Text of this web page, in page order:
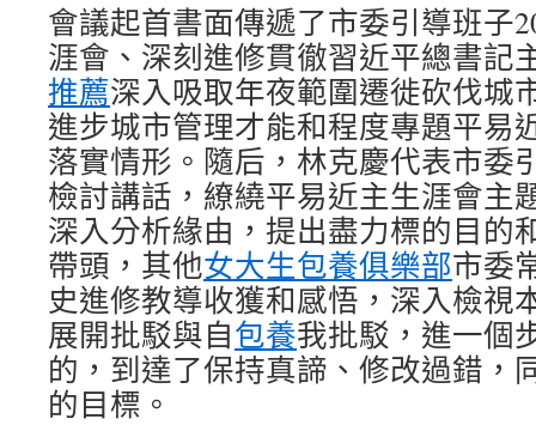
會議起首書面傳遞了市委引導班子
涯會、深刻進修貫徹習近平總書記
推薦深入吸取年夜範圍遷徙砍伐城
進步城市管理才能和程度專題平易
落實情形。隨后，林克慶代表市委
檢討講話，繚繞平易近主生涯會主
深入分析緣由，提出盡力標的目的
帶頭，其他女大生包養俱樂部市委
史進修教導收獲和感悟，深入檢視
展開批駁與自包養我批駁，進一個
的，到達了保持真諦、修改過錯，
的目標。